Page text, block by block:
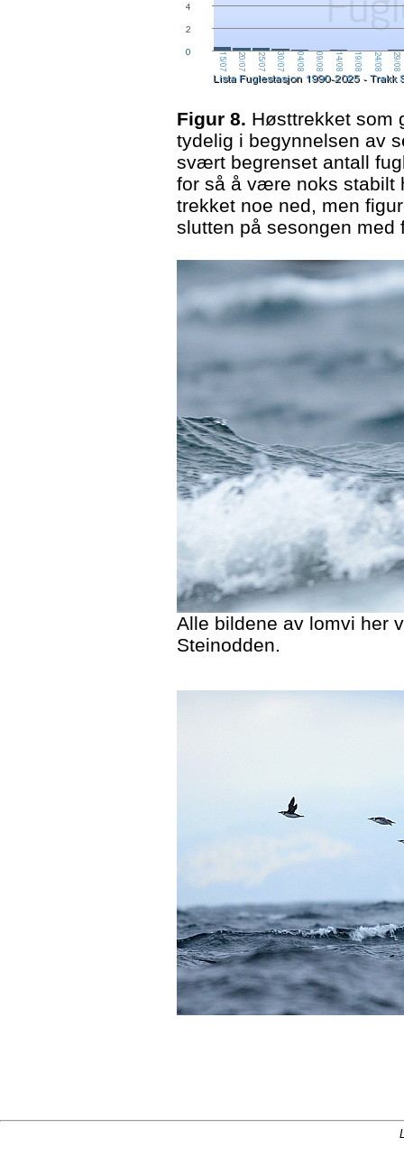
Figur 8. Høsttrekket som
tydelig i begynnelsen av
svært begrenset antall
for så å være noks stabilt
trekket noe ned, men
slutten på sesongen med
Alle bildene av lomvi her
Steinodden.